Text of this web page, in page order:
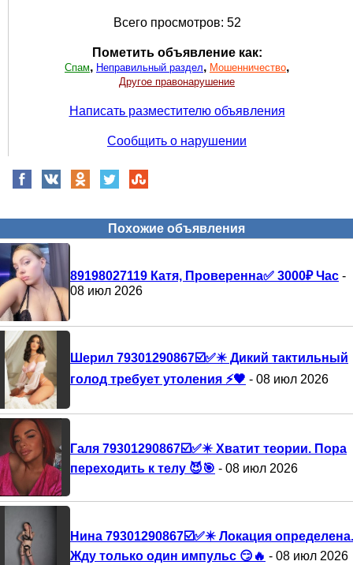
Всего просмотров: 52
Пометить объявление как:
Спам, Неправильный раздел, Мошенничество,
Другое правонарушение
Написать разместителю объявления
Сообщить о нарушении
Похожие объявления
89198027119 Катя, Проверенна✅️ 3000₽ Час -
08 июл 2026
Шерил 79301290867☑️✅✴️ Дикий тактильный
голод требует утоления ⚡🖤 - 08 июл 2026
Галя 79301290867☑️✅✴️ Хватит теории. Пора
переходить к телу 😈🎯 - 08 июл 2026
Нина 79301290867☑️✅✴️ Локация определена.
Жду только один импульс 😏🔥 - 08 июл 2026